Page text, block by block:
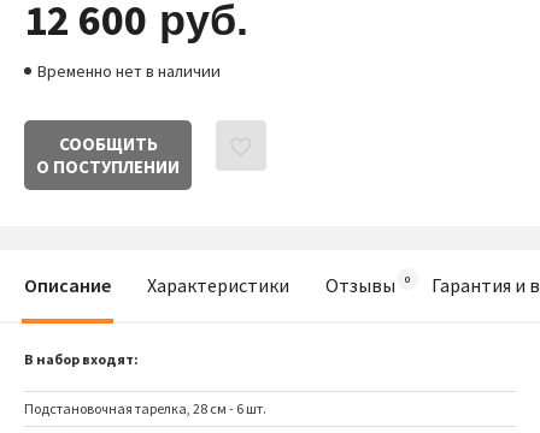
12 600 руб.
Временно нет в наличии
СООБЩИТЬ
О ПОСТУПЛЕНИИ
Описание Характеристики Отзывы Гарантия и
В набор входят:
Подстановочная тарелка, 28 см - 6 шт.